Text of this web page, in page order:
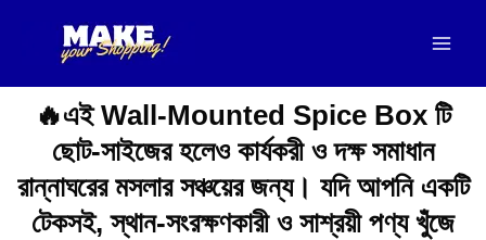
🔥এই Wall-Mounted Spice Box টি
ছোট-সাইজের হলেও কার্যকরী ও দক্ষ সমাধান
রান্নাঘরের মসলার সঞ্চয়ের জন্য। যদি আপনি একটি
টেকসই, স্থান-সংরক্ষণকারী ও সাশ্রয়ী পণ্য খুঁজে